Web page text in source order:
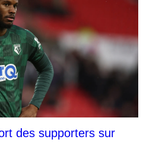
des supporters sur